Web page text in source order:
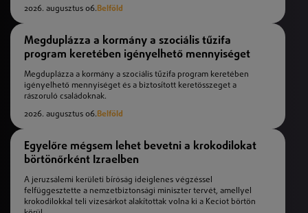
2026. augusztus 06.Belföld
Megduplázza a kormány a szociális tűzifa
program keretében igényelhető mennyiséget
Megduplázza a kormány a szociális tűzifa program keretében
igényelhető mennyiséget és a biztosított keretösszeget a
rászoruló családoknak.
2026. augusztus 06.Belföld
Egyelőre mégsem lehet bevetni a krokodilokat
börtönőrként Izraelben
A jeruzsálemi kerületi bíróság ideiglenes végzéssel
felfüggesztette a nemzetbiztonsági miniszter tervét, amellyel
krokodilokkal teli vizesárkot alakítottak volna ki a Keciot börtön